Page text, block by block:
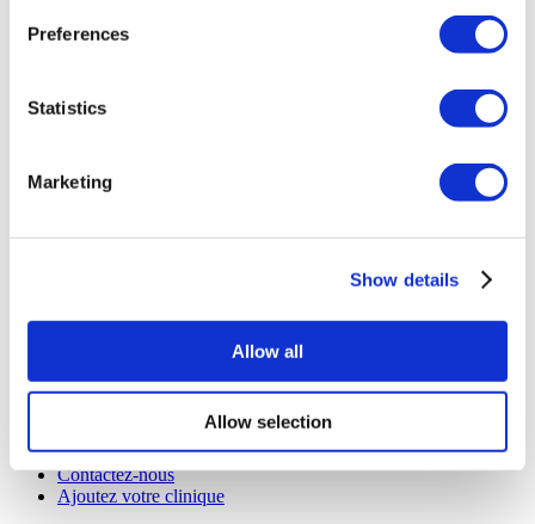
Preferences
Statistics
Marketing
Show details
Allow all
Allow selection
TÜRSAB – Les transactions sur flymedi.com sont gérées par
Groupe A enregistrée auprès de TÜRSAB (Certificat No:
12276).
Tous les traitements sont effectués par un établissement de
Comment Ça Marche
Plans De Paiement
Blog
Politique de confidentialité
Termes et conditions
Politique d'annulation
Contactez-nous
Ajoutez votre clinique